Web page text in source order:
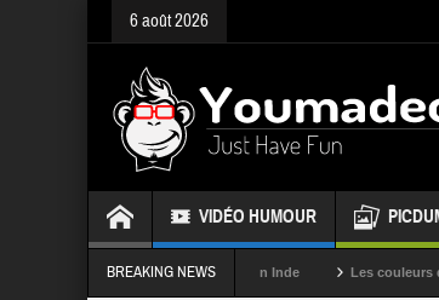
6 août 2026
VIDÉO HUMOUR
BREAKING NEWS
La fête des couleurs en Inde Les couleurs de